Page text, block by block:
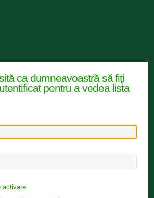
ca dumneavoastră să fiţi
pentru a vedea lista
activare